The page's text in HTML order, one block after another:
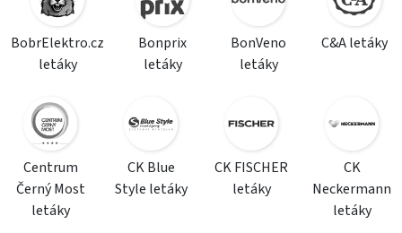
BobrElektro.cz
letáky
Bonprix
letáky
BonVeno
letáky
C&A letáky
Centrum
Černý Most
letáky
CK Blue
Style letáky
CK FISCHER
letáky
CK
Neckermann
letáky